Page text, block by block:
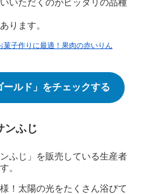
いただくのがピッタリの品種
ります。
菓子作りに最適！果肉の赤いりん
ールド」をチェックする
ンふじ
ふじ」を販売している生産者
。
！太陽の光をたくさん浴びて